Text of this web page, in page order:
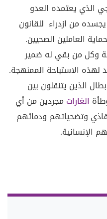
الذي يعتمده العدو
من ازدراء للقانون
العاملين الصحيين.
وكل من بقي له ضمير
لهذه الاستباحة الممنهجة.
الذين يتنقلون بين
الغارات مجردين من أي
وتضحياتهم ودمائهم
الإنسانية.